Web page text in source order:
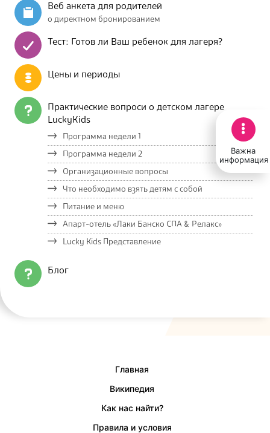
Важна
информация
Веб анкета для родителей
о директном бронированием
Тест: Готов ли Ваш ребенок для лагеря?
Цены и периоды
Практические вопроси о детском лагере
LuckyKids
Программа недели 1
Программа недели 2
Организационные вопросы
Что необходимо взять детям с собой
Питание и меню
Апарт-отель «Лаки Банско СПА & Релакс»
Lucky Kids Представление
Блог
Главная
Википедия
Как нас найти?
Правила и условия